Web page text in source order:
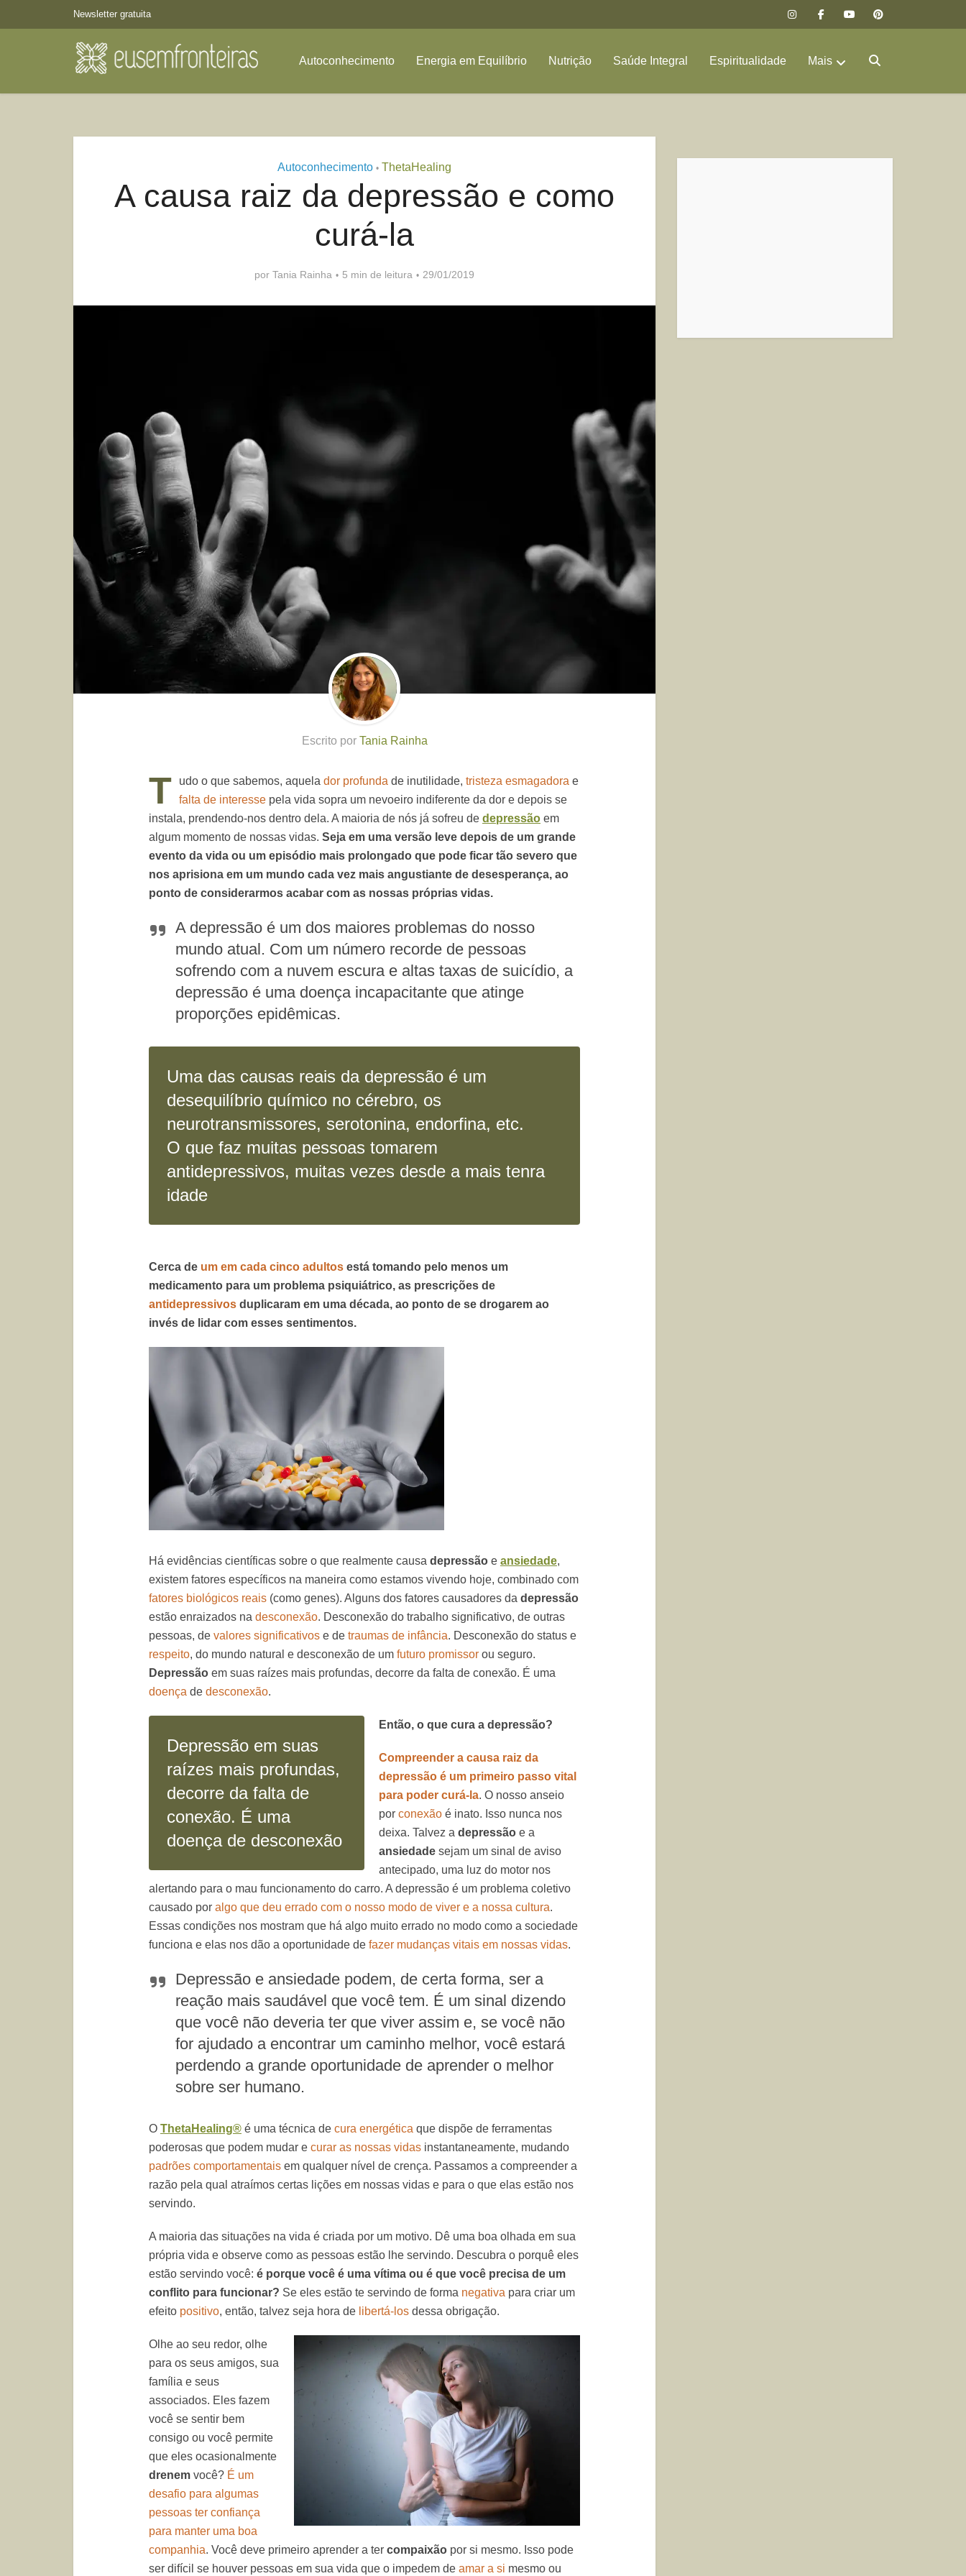
Newsletter gratuita
Autoconhecimento Energia em Equilíbrio Nutrição Saúde Integral Espiritualidade Mais
Autoconhecimento • ThetaHealing
A causa raiz da depressão e como
curá-la
por Tania Rainha 5 min de leitura 29/01/2019
Escrito por Tania Rainha
T udo o que sabemos, aquela dor profunda de inutilidade, tristeza esmagadora e
falta de interesse pela vida sopra um nevoeiro indiferente da dor e depois se
instala, prendendo-nos dentro dela. A maioria de nós já sofreu de depressão em
algum momento de nossas vidas. Seja em uma versão leve depois de um grande
evento da vida ou um episódio mais prolongado que pode ficar tão severo que
nos aprisiona em um mundo cada vez mais angustiante de desesperança, ao
ponto de considerarmos acabar com as nossas próprias vidas.
A depressão é um dos maiores problemas do nosso
mundo atual. Com um número recorde de pessoas
sofrendo com a nuvem escura e altas taxas de suicídio, a
depressão é uma doença incapacitante que atinge
proporções epidêmicas.
Uma das causas reais da depressão é um
desequilíbrio químico no cérebro, os
neurotransmissores, serotonina, endorfina, etc.
O que faz muitas pessoas tomarem
antidepressivos, muitas vezes desde a mais tenra
idade
Cerca de um em cada cinco adultos está tomando pelo menos um
medicamento para um problema psiquiátrico, as prescrições de
antidepressivos duplicaram em uma década, ao ponto de se drogarem ao
invés de lidar com esses sentimentos.
Há evidências científicas sobre o que realmente causa depressão e ansiedade,
existem fatores específicos na maneira como estamos vivendo hoje, combinado com
fatores biológicos reais (como genes). Alguns dos fatores causadores da depressão
estão enraizados na desconexão. Desconexão do trabalho significativo, de outras
pessoas, de valores significativos e de traumas de infância. Desconexão do status e
respeito, do mundo natural e desconexão de um futuro promissor ou seguro.
Depressão em suas raízes mais profundas, decorre da falta de conexão. É uma
doença de desconexão.
Depressão em suas
raízes mais profundas,
decorre da falta de
conexão. É uma
doença de desconexão
Então, o que cura a depressão?
Compreender a causa raiz da
depressão é um primeiro passo vital
para poder curá-la. O nosso anseio
por conexão é inato. Isso nunca nos
deixa. Talvez a depressão e a
ansiedade sejam um sinal de aviso
antecipado, uma luz do motor nos
alertando para o mau funcionamento do carro. A depressão é um problema coletivo
causado por algo que deu errado com o nosso modo de viver e a nossa cultura.
Essas condições nos mostram que há algo muito errado no modo como a sociedade
funciona e elas nos dão a oportunidade de fazer mudanças vitais em nossas vidas.
Depressão e ansiedade podem, de certa forma, ser a
reação mais saudável que você tem. É um sinal dizendo
que você não deveria ter que viver assim e, se você não
for ajudado a encontrar um caminho melhor, você estará
perdendo a grande oportunidade de aprender o melhor
sobre ser humano.
O ThetaHealing® é uma técnica de cura energética que dispõe de ferramentas
poderosas que podem mudar e curar as nossas vidas instantaneamente, mudando
padrões comportamentais em qualquer nível de crença. Passamos a compreender a
razão pela qual atraímos certas lições em nossas vidas e para o que elas estão nos
servindo.
A maioria das situações na vida é criada por um motivo. Dê uma boa olhada em sua
própria vida e observe como as pessoas estão lhe servindo. Descubra o porquê eles
estão servindo você: é porque você é uma vítima ou é que você precisa de um
conflito para funcionar? Se eles estão te servindo de forma negativa para criar um
efeito positivo, então, talvez seja hora de libertá-los dessa obrigação.
Olhe ao seu redor, olhe
para os seus amigos, sua
família e seus
associados. Eles fazem
você se sentir bem
consigo ou você permite
que eles ocasionalmente
drenem você? É um
desafio para algumas
pessoas ter confiança
para manter uma boa
companhia. Você deve primeiro aprender a ter compaixão por si mesmo. Isso pode
ser difícil se houver pessoas em sua vida que o impedem de amar a si mesmo ou